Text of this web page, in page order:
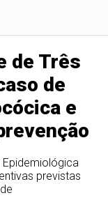
de Três
de
e
Epidemiológica
previstas